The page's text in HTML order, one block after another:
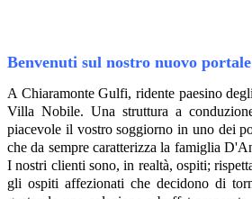
Benvenuti sul nostro nuovo portale
A Chiaramonte Gulfi, ridente paesino
Villa Nobile. Una struttura a
piacevole il vostro soggiorno in uno dei
che da sempre caratterizza la famiglia
I nostri clienti sono, in realtà, ospiti;
gli ospiti affezionati che decidono di